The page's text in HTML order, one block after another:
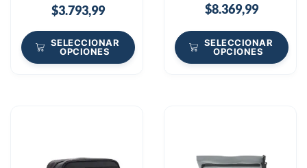
$3.793,99
SELECCIONAR
OPCIONES
$8.369,99
SELECCIONAR
OPCIONES